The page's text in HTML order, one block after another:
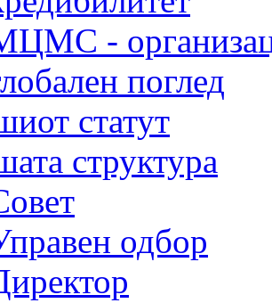
-
поглед
статут
структура
одбор